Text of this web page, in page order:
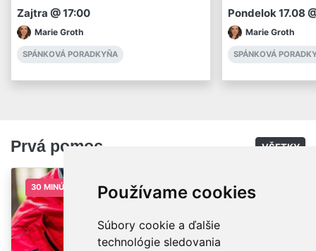
Používame cookies
Súbory cookie a ďalšie
technológie sledovania
Zajtra @ 17:00
Marie Groth
SPÁNKOVÁ PORADKYŇA
Pondelok 17.08
Marie Groth
SPÁNKOVÁ
Prvá pomoc VŠETKY
30 MINÚT 15 MINÚT